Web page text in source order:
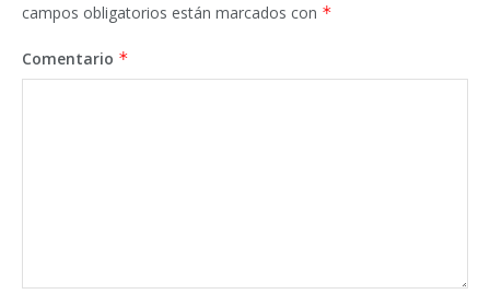
campos obligatorios están marcados con *
Comentario *